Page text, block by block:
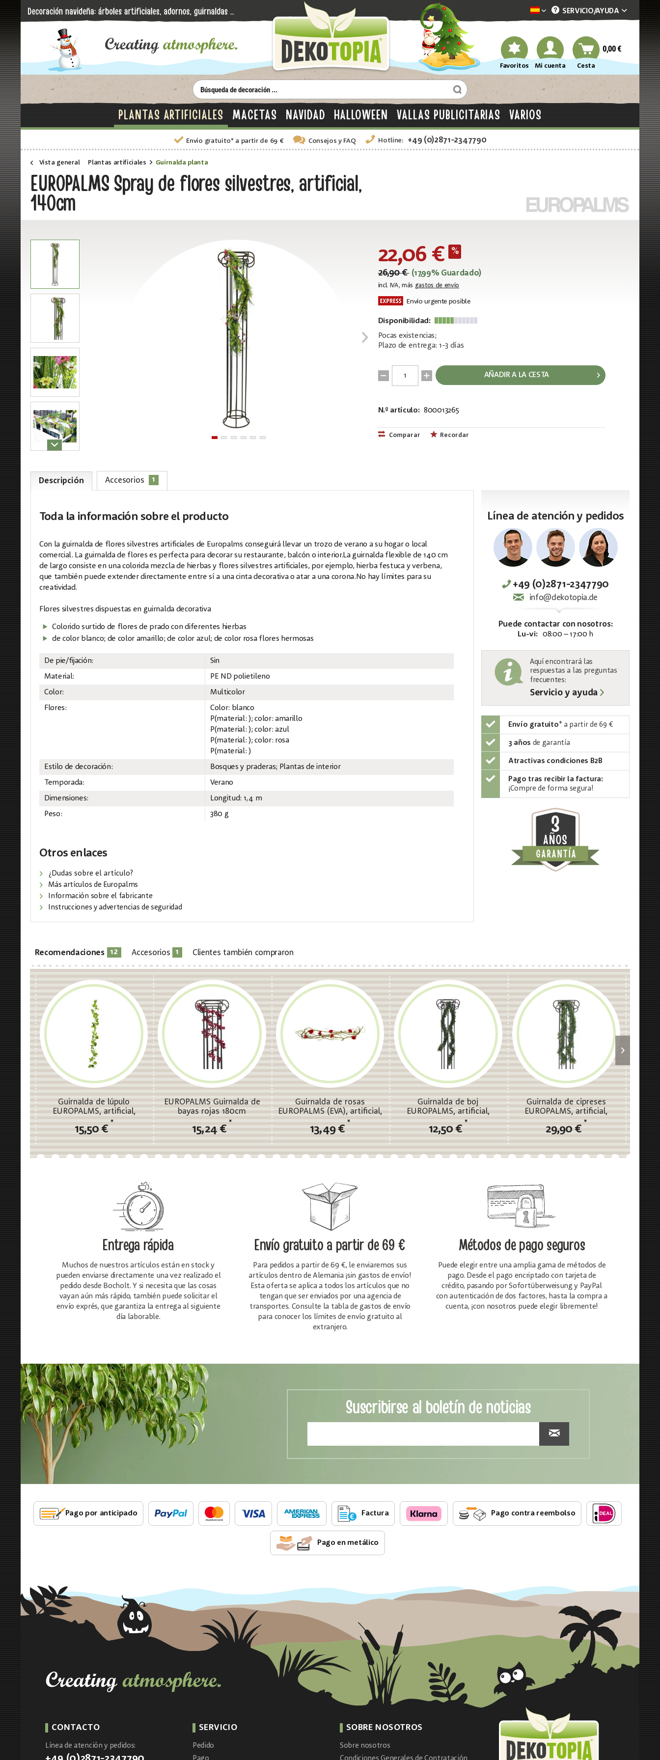
Dekotopia spanisch
SERVICIO/AYUDA
Favoritos Mi cuenta Cesta
0,00 €
PLANTAS ARTIFICIALES MACETAS NAVIDAD HALLOWEEN VALLAS PUBLICITARIAS VARIOS
Envío gratuito* a partir de 69 € Consejos y FAQ Hotline: +49 (0)2871-2347790
Vista general Plantas artificiales Guirnalda planta
EUROPALMS Spray de flores silvestres, artificial,
140cm
22,06 €
26,90 € (17,99% Guardado)
incl. IVA, más gastos de envío
Envío urgente posible
Disponibilidad:
Pocas existencias;
Plazo de entrega: 1-3 días
AÑADIR A LA CESTA
N.º artículo: 800013265
Comparar Recordar
Descripción Accesorios 1
Toda la información sobre el producto
Con la guirnalda de flores silvestres artificiales de Europalms conseguirá llevar un trozo de verano a su hogar o local
comercial. La guirnalda de flores es perfecta para decorar su restaurante, balcón o interior.La guirnalda flexible de 140 cm
de largo consiste en una colorida mezcla de hierbas y flores silvestres artificiales, por ejemplo, hierba festuca y verbena,
que también puede extender directamente entre sí a una cinta decorativa o atar a una corona.No hay límites para su
creatividad.
Flores silvestres dispuestas en guirnalda decorativa
Colorido surtido de flores de prado con diferentes hierbas
de color blanco; de color amarillo; de color azul; de color rosa flores hermosas
De pie/fijación:
Sin
Material:
PE ND polietileno
Color:
Multicolor
Flores:
Color: blanco
P(material: ); color: amarillo
P(material: ); color: azul
P(material: ); color: rosa
P(material: )
Estilo de decoración:
Bosques y praderas; Plantas de interior
Temporada:
Verano
Dimensiones:
Longitud: 1,4 m
Peso:
380 g
Otros enlaces
¿Dudas sobre el artículo?
Más artículos de Europalms
Información sobre el fabricante
Instrucciones y advertencias de seguridad
Línea de atención y pedidos
+49 (0)2871-2347790
info@dekotopia.de
Puede contactar con nosotros:
Lu-vi: 08:00 – 17:00 h
Aquí encontrará las
respuestas a las preguntas
frecuentes:
Servicio y ayuda
Envío gratuito* a partir de 69 €
3 años de garantía
Atractivas condiciones B2B
Pago tras recibir la factura:
¡Compre de forma segura!
Recomendaciones 12 Accesorios 1 Clientes también compraron
Guirnalda de lúpulo
EUROPALMS, artificial,
15,50 €
*
EUROPALMS Guirnalda de
bayas rojas 180cm
15,24 €
*
Guirnalda de rosas
EUROPALMS (EVA), artificial,
13,49 €
*
Guirnalda de boj
EUROPALMS, artificial,
12,50 €
*
Guirnalda de cipreses
EUROPALMS, artificial,
29,90 €
*
Entrega rápida
Muchos de nuestros artículos están en stock y
pueden enviarse directamente una vez realizado el
pedido desde Bocholt. Y si necesita que las cosas
vayan aún más rápido, también puede solicitar el
envío exprés, que garantiza la entrega al siguiente
día laborable.
Envío gratuitoa partir de 69 €
Para pedidos a partir de 69 €, le enviaremos sus
artículos dentro de Alemania ¡sin gastos de envío!
Esta oferta se aplica a todos los artículos que no
tengan que ser enviados por una agencia de
transportes. Consulte la tabla de gastos de envío
para conocer los límites de envío gratuito al
extranjero.
Métodos de pago seguros
Puede elegir entre una amplia gama de métodos de
pago. Desde el pago encriptado con tarjeta de
crédito, pasando por Sofortüberweisung y PayPal
con autenticación de dos factores, hasta la compra a
cuenta, ¡con nosotros puede elegir libremente!
Suscribirse al boletín de noticias
Pago por anticipado Factura Pago contra reembolso
Pago en metálico
CONTACTO
Línea de atención y pedidos:
SERVICIO
Pedido
SOBRE NOSOTROS
Sobre nosotros